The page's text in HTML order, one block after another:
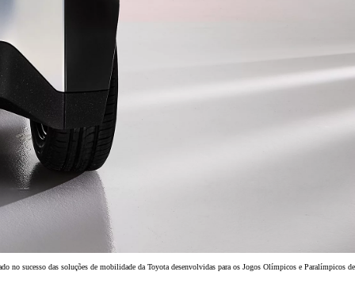
sucesso das soluções de mobilidade da Toyota desenvolvidas para os Jogos Olímpicos e Paralímpicos de